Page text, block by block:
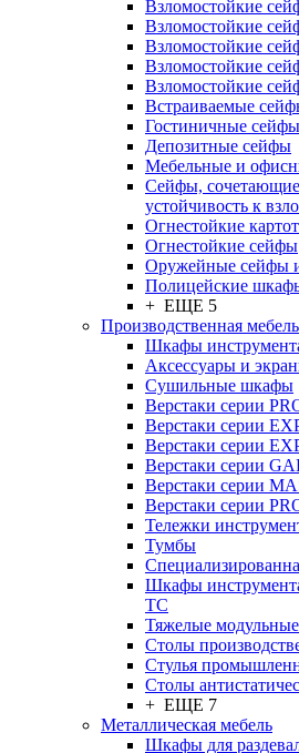
Взломостойкие
Взломостойкие
Взломостойкие
Взломостойкие
Взломостойкие
Встраиваемые
Гостиничные сейфы
Депозитные сейфы
Мебельные и
Сейфы, сочетающие
устойчивость к
Огнестойкие
Огнестойкие сейфы
Оружейные сейфы
Полицейские
+ ЕЩЕ 5
Производственная мебель
Шкафы
Аксессуары и
Cушильные шкафы
Верстаки серии
Верстаки серии
Верстаки серии
Верстаки серии
Верстаки серии
Верстаки серии
Тележки
Тумбы
Шкафы
TC
Тяжелые
Столы
Стулья
Столы
+ ЕЩЕ 7
Металлическая мебель
Шкафы для